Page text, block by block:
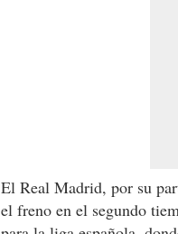
El Real Madrid, por su
el freno en el segundo